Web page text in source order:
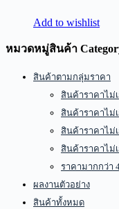
Add to wishlist
หมวดหมู่สินค้า
สินค้าตามกลุ่มราคา
สินค้าราคาไม่
สินค้าราคาไม่
สินค้าราคาไม่
สินค้าราคาไม่
ราคามากกว่า
ผลงานตัวอย่าง
สินค้าทั้งหมด